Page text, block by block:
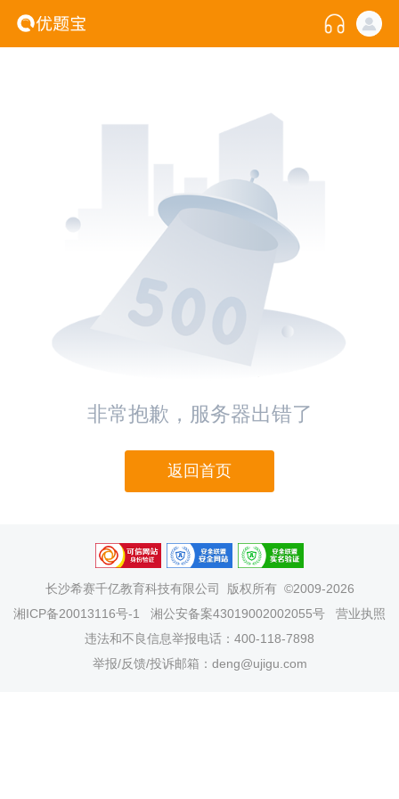
非常抱歉，服务器出错了
返回首页
长沙希赛千亿教育科技有限公司
版权所有 ©2009-2026
湘ICP备20013116号-1
湘公安备案43019002002055号
营业执照
违法和不良信息举报电话：400-118-7898
举报/反馈/投诉邮箱：deng@ujigu.com